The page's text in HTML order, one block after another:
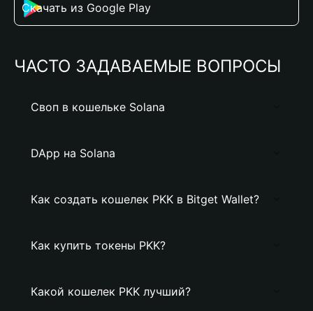
Скачать из Google Play
ЧАСТО ЗАДАВАЕМЫЕ ВОПРОСЫ
Своп в кошельке Solana
DApp на Solana
Как создать кошелек PKK в Bitget Wallet?
Как купить токены PKK?
Какой кошелек PKK лучший?